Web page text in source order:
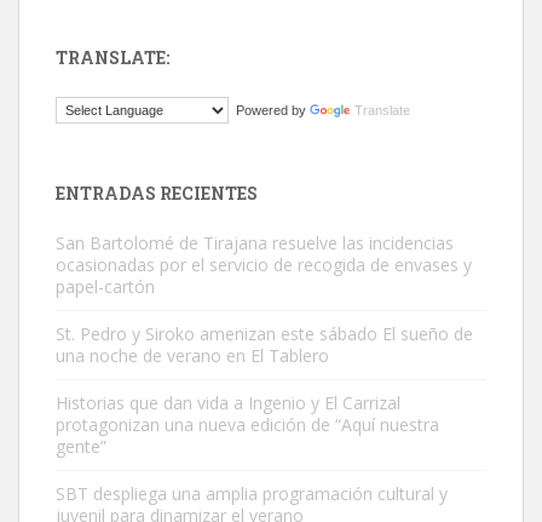
El ayuntamiento se va a llevar a Los Gatos callejeros de la zona los
Este gato macho ha aparecido en la calle hace menos de un mes,
es muy manso y extremadamente cari...
Leales.org » Gran Canaria
TRANSLATE:
Powered by Translate
ENTRADAS RECIENTES
San Bartolomé de Tirajana resuelve las incidencias
ocasionadas por el servicio de recogida de envases y
papel-cartón
St. Pedro y Siroko amenizan este sábado El sueño de
una noche de verano en El Tablero
Historias que dan vida a Ingenio y El Carrizal
protagonizan una nueva edición de “Aquí nuestra
gente”
SBT despliega una amplia programación cultural y
juvenil para dinamizar el verano